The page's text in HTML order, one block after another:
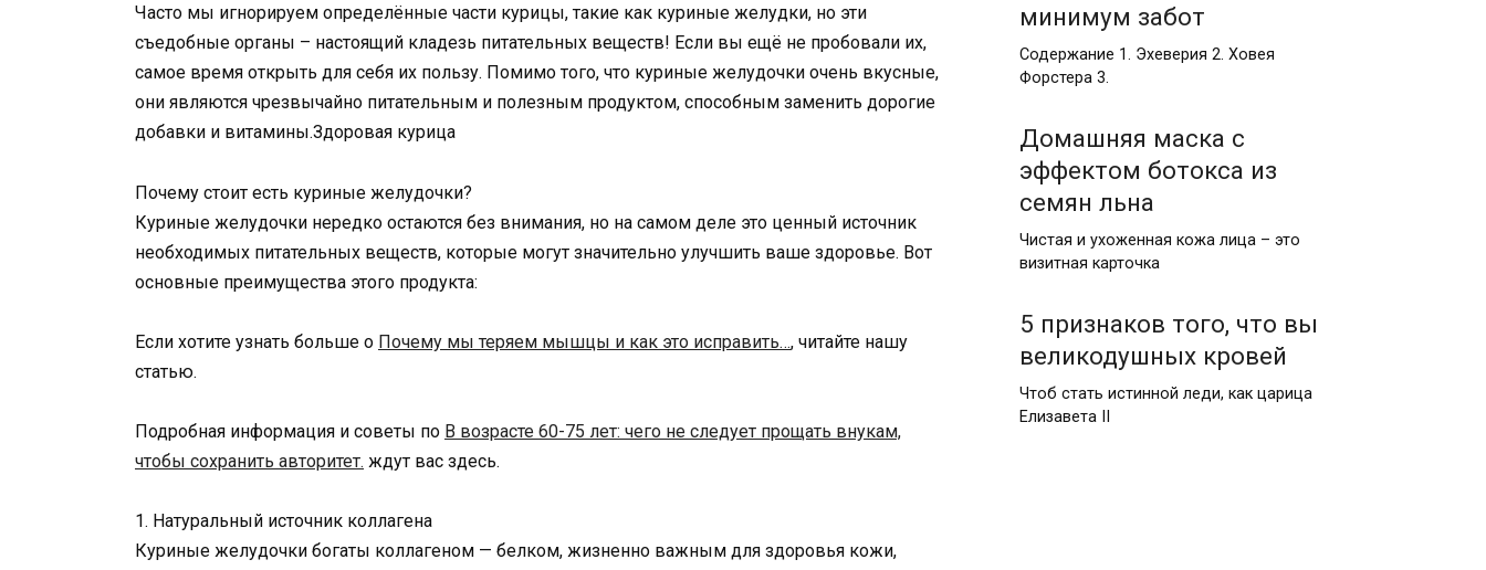
Часто мы игнорируем определённые части курицы, такие как куриные желудки, но эти
съедобные органы – настоящий кладезь питательных веществ! Если вы ещё не пробовали их,
самое время открыть для себя их пользу. Помимо того, что куриные желудочки очень вкусные,
они являются чрезвычайно питательным и полезным продуктом, способным заменить дорогие
добавки и витамины.Здоровая курица
Почему стоит есть куриные желудочки?
Куриные желудочки нередко остаются без внимания, но на самом деле это ценный источник
необходимых питательных веществ, которые могут значительно улучшить ваше здоровье. Вот
основные преимущества этого продукта:
Если хотите узнать больше о Почему мы теряем мышцы и как это исправить…, читайте нашу
статью.
Подробная информация и советы по В возрасте 60-75 лет: чего не следует прощать внукам,
чтобы сохранить авторитет. ждут вас здесь.
1. Натуральный источник коллагена
Куриные желудочки богаты коллагеном — белком, жизненно важным для здоровья кожи,
минимум забот
Содержание 1. Эхеверия 2. Ховея
Форстера 3.
Домашняя маска с
эффектом ботокса из
семян льна
Чистая и ухоженная кожа лица – это
визитная карточка
5 признаков того, что вы
великодушных кровей
Чтоб стать истинной леди, как царица
Елизавета II